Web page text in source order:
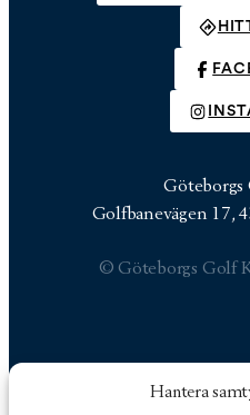
Hantera
Golfbanevägen 17,
© Göteborgs Golf
Göteborgs Golf Klubb